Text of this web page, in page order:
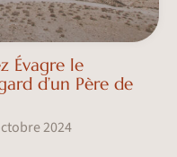
Évagre le
d’un Père de
2024